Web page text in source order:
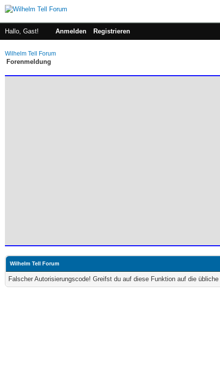
Hallo, Gast! Anmelden Registrieren
Wilhelm Tell Forum
Forenmeldung
Wilhelm Tell Forum
Falscher Autorisierungscode! Greifst du auf diese Funktion auf die